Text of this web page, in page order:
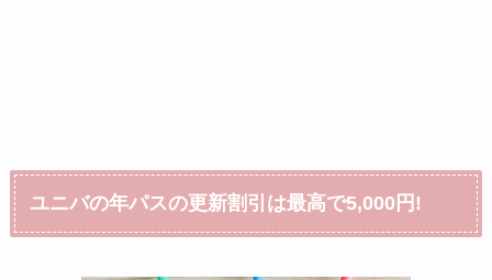
ユニバの年パスの更新割引は最高で5,000円!